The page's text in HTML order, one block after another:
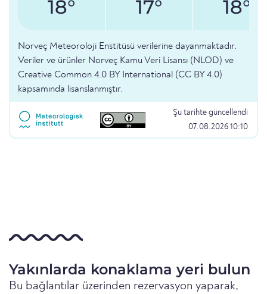
18° 17° 18°
Norveç Meteoroloji Enstitüsü verilerine dayanmaktadır.
Veriler ve ürünler Norveç Kamu Veri Lisansı (NLOD) ve
Creative Common 4.0 BY International (CC BY 4.0)
kapsamında lisanslanmıştır.
Şu tarihte güncellendi
07.08.2026 10:10
Yakınlarda konaklama yeri bulun
Bu bağlantılar üzerinden rezervasyon yaparak,